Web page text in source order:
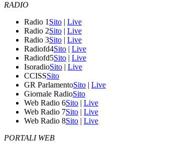
RADIO
Radio 1 Sito | Live
Radio 2Sito | Live
Radio 3Sito | Live
Radiofd4Sito | Live
Radiofd5Sito | Live
IsoradioSito | Live
CCISSSito
GR ParlamentoSito | Live
Giornale RadioSito
Web Radio 6Sito | Live
Web Radio 7Sito | Live
Web Radio 8Sito | Live
PORTALI WEB